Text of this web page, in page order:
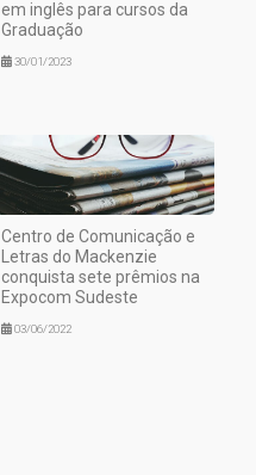
em inglês para cursos da
Graduação
30/01/2023
Centro de Comunicação e
Letras do Mackenzie
conquista sete prêmios na
Expocom Sudeste
03/06/2022